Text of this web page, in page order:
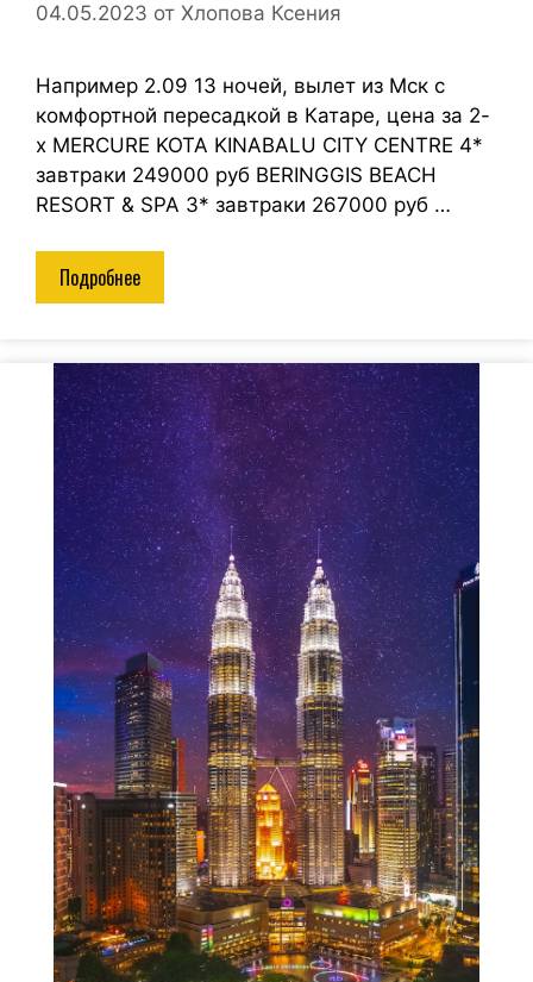
04.05.2023 от Хлопова Ксения
Например 2.09 13 ночей, вылет из Мск с
комфортной пересадкой в Катаре, цена за 2-
х MERCURE KOTA KINABALU CITY CENTRE 4*
завтраки 249000 руб BERINGGIS BEACH
RESORT & SPA 3* завтраки 267000 руб …
Подробнее